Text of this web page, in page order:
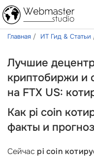
Главная ИТ Гид & Статьи
Лучшие
криптобиржи и
на FTX US:
Как pi coin
факты и
Сейчас pi coin